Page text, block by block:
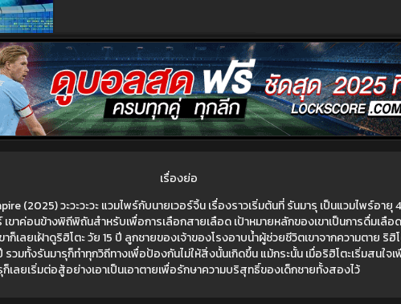
เรื่องย่อ
(2025) วะวะวะวะ แวมไพร์กับนายเวอร์จิ้น เรื่องราวเริ่มต้นที่ รันมารุ เป็นแวมไพร์อายุ
เขาค่อนข้างพิถีพิถันสำหรับเพื่อการเลือกสายเลือด เป้าหมายหลักของเขาเป็นการดื่มเลื
าก็เลยเฝ้าดูริฮิโตะ วัย 15 ปี ลูกชายของเจ้าของโรงอาบน้ำผู้ช่วยชีวิตเขาจากความตาย ริฮิ
วมทั้งรันมารุก็ทำทุกวิถีทางเพื่อป้องกันไม่ให้สิ่งนั้นเกิดขึ้น แม้กระนั้น เมื่อริฮิโตะเริ่มสนใจ
ก็เลยเริ่มต่อสู้อย่างเอาเป็นเอาตายเพื่อรักษาความบริสุทธิ์ของเด็กชายทั้งสองไว้